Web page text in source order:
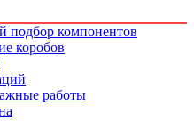
подбор компонентов
коробов
работы